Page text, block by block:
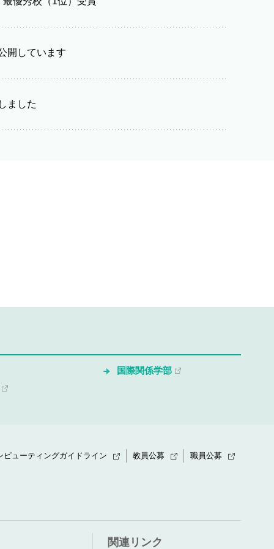
開しています
ました
国際関係学部
ピューティングガイドライン 教員公募 職員公募
関連リンク